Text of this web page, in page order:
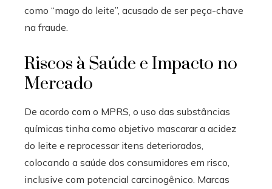
como “mago do leite”, acusado de ser peça-chave
na fraude.
Riscos à Saúde e Impacto no
Mercado
De acordo com o MPRS, o uso das substâncias
químicas tinha como objetivo mascarar a acidez
do leite e reprocessar itens deteriorados,
colocando a saúde dos consumidores em risco,
inclusive com potencial carcinogênico. Marcas